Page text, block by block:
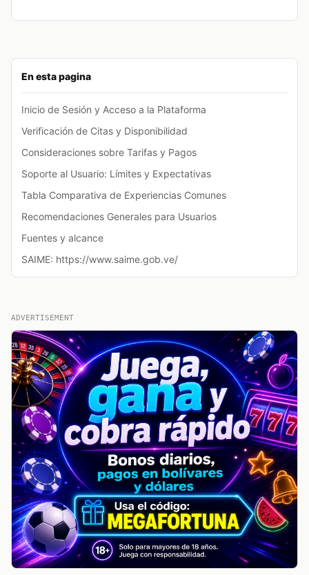
En esta pagina
Inicio de Sesión y Acceso a la Plataforma
Verificación de Citas y Disponibilidad
Consideraciones sobre Tarifas y Pagos
Soporte al Usuario: Límites y Expectativas
Tabla Comparativa de Experiencias Comunes
Recomendaciones Generales para Usuarios
Fuentes y alcance
SAIME: https://www.saime.gob.ve/
ADVERTISEMENT